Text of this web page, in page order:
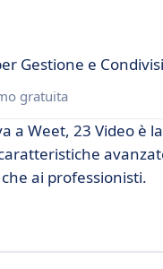
Gestione e
gratuita
a Weet, 23 Video è
ai professionisti.